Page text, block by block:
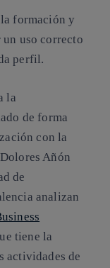
formación y
uso correcto
perfil.
la
de forma
con la
Añón
de
analizan
tiene la
actividades de